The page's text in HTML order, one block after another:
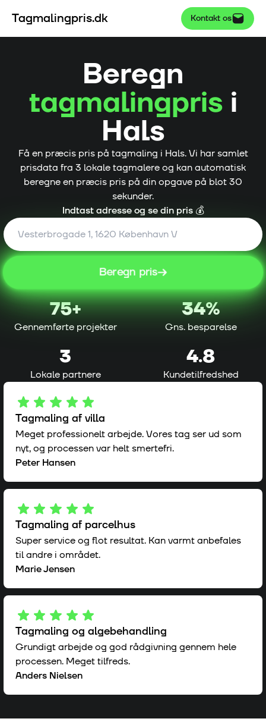
Tagmalingpris.dk Kontakt os
Beregn
tagmalingprisi
Hals
Få en præcis pris på tagmaling i Hals. Vi har samlet
prisdata fra 3 lokale tagmalere og kan automatisk
beregne en præcis pris på din opgave på blot 30
sekunder.
Indtast adresse og se din pris 💰
Beregn pris
75+
Gennemførte projekter
34%
Gns. besparelse
3
Lokale partnere
4.8
Kundetilfredshed
Tagmaling af villa
Meget professionelt arbejde. Vores tag ser ud som
nyt, og processen var helt smertefri.
Peter Hansen
Tagmaling af parcelhus
Super service og flot resultat. Kan varmt anbefales
til andre i området.
Marie Jensen
Tagmaling og algebehandling
Grundigt arbejde og god rådgivning gennem hele
processen. Meget tilfreds.
Anders Nielsen